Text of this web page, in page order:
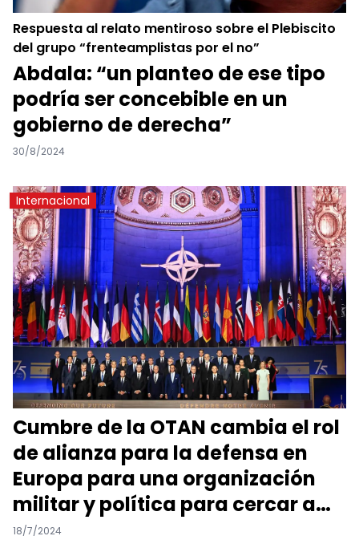
Respuesta al relato mentiroso sobre el Plebiscito
del grupo “frenteamplistas por el no”
Abdala: “un planteo de ese tipo
podría ser concebible en un
gobierno de derecha”
30/8/2024
Internacional
Cumbre de la OTAN cambia el rol
de alianza para la defensa en
Europa para una organización
militar y política para cercar a
China.
18/7/2024